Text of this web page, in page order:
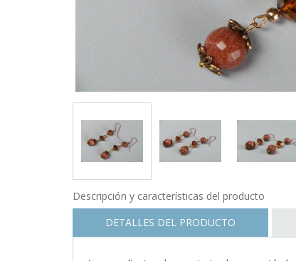
Descripción y características del producto
DETALLES DEL PRODUCTO